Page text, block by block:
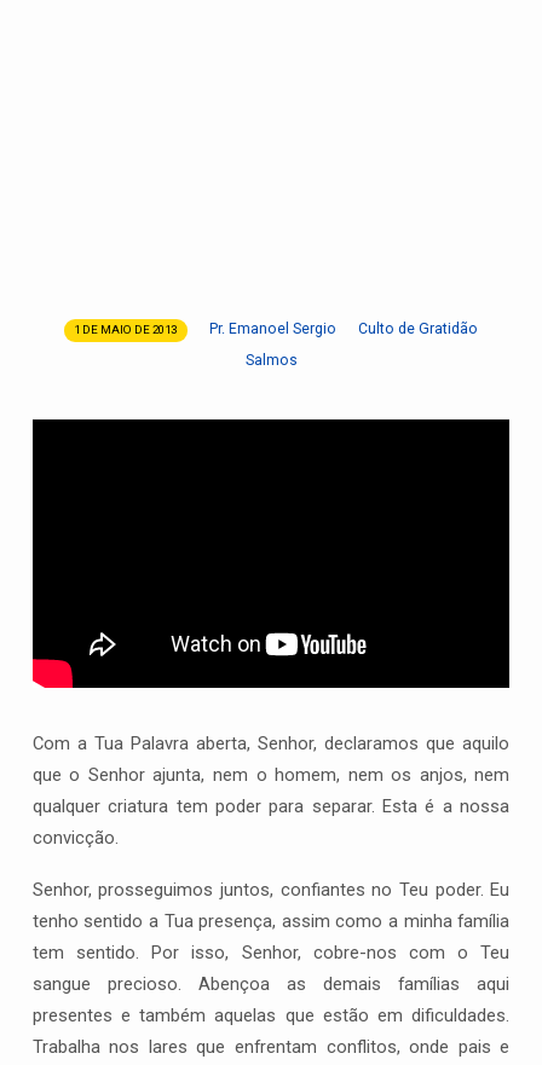
Deus
1 DE MAIO DE 2013 Pr. Emanoel Sergio
Culto de Gratidão
Salmos
Com a Tua Palavra aberta, Senhor, declaramos que aquilo
que o Senhor ajunta, nem o homem, nem os anjos, nem
qualquer criatura tem poder para separar. Esta é a nossa
convicção.
Senhor, prosseguimos juntos, confiantes no Teu poder. Eu
tenho sentido a Tua presença, assim como a minha família
tem sentido. Por isso, Senhor, cobre-nos com o Teu
sangue precioso. Abençoa as demais famílias aqui
presentes e também aquelas que estão em dificuldades.
Trabalha nos lares que enfrentam conflitos, onde pais e